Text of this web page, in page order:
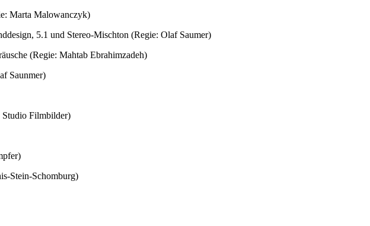
Marta Malowanczyk)
5.1 und Stereo-Mischton (Regie: Olaf Saumer)
(Regie: Mahtab Ebrahimzadeh)
Saunmer)
Filmbilder)
Stein-Schomburg)